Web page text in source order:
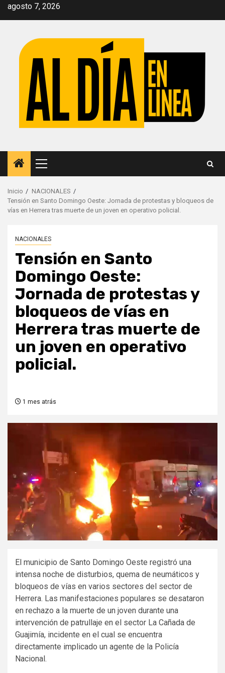
Saltar
agosto 7, 2026
Menú
principal
Inicio
NACIONALES
Tensión en Santo Domingo Oeste: Jornada de protestas y bloqueos de
vías en Herrera tras muerte de un joven en operativo policial.
NACIONALES
Tensión en Santo
Domingo Oeste:
Jornada de protestas y
bloqueos de vías en
Herrera tras muerte de
un joven en operativo
policial.
1 mes atrás
El municipio de Santo Domingo Oeste registró una
intensa noche de disturbios, quema de neumáticos y
bloqueos de vías en varios sectores del sector de
Herrera. Las manifestaciones populares se desataron
en rechazo a la muerte de un joven durante una
intervención de patrullaje en el sector La Cañada de
Guajimía, incidente en el cual se encuentra
directamente implicado un agente de la Policía
Nacional.